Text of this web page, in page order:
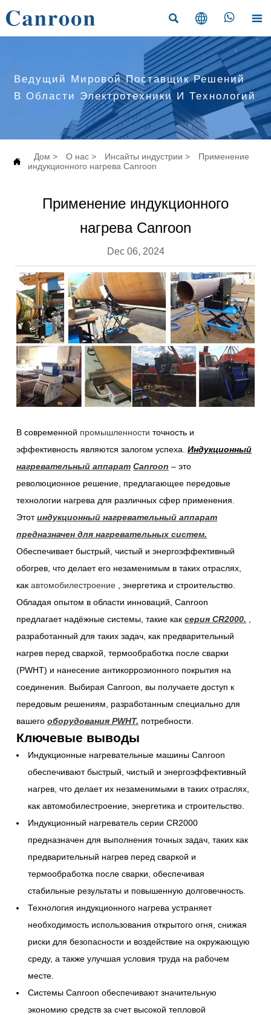
   
Ведущий Мировой Поставщик Решений
В Области Электротехники И Технологий
 Дом > О нас > Инсайты индустрии >
Применение
индукционного нагрева Canroon
Применение индукционного
нагрева Canroon
Dec 06, 2024
В современной промышленности точность и
эффективность являются залогом успеха. Индукционный
нагревательный аппарат Canroon – это
революционное решение, предлагающее передовые
технологии нагрева для различных сфер применения.
Этот индукционный нагревательный аппарат
предназначен для нагревательных систем.
Обеспечивает быстрый, чистый и энергоэффективный
обогрев, что делает его незаменимым в таких отраслях,
как автомобилестроение
, энергетика и строительство.
Обладая опытом в области инноваций, Canroon
предлагает надёжные системы, такие как серия CR2000.
разработанный для таких задач, как предварительный
нагрев перед сваркой, термообработка после сварки
(PWHT) и нанесение антикоррозионного покрытия на
соединения. Выбирая Canroon, вы получаете доступ к
передовым решениям, разработанным специально для
вашего оборудования PWHT. потребности.
Ключевые выводы
Индукционные нагревательные машины Canroon
обеспечивают быстрый, чистый и энергоэффективный
нагрев, что делает их незаменимыми в таких отраслях,
как автомобилестроение, энергетика и строительство.
Индукционный нагреватель серии CR2000
предназначен для выполнения точных задач, таких как
предварительный нагрев перед сваркой и
термообработка после сварки, обеспечивая
стабильные результаты и повышенную долговечность.
Технология индукционного нагрева устраняет
необходимость использования открытого огня, снижая
риски для безопасности и воздействие на окружающую
среду, а также улучшая условия труда на рабочем
месте.
Системы Canroon обеспечивают значительную
экономию средств за счет высокой тепловой